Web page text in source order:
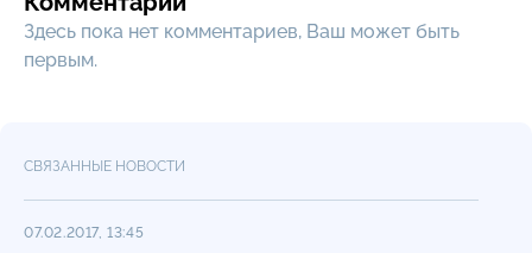
Здесь пока нет комментариев, Ваш может быть
первым.
СВЯЗАННЫЕ НОВОСТИ
07.02.2017, 13:45